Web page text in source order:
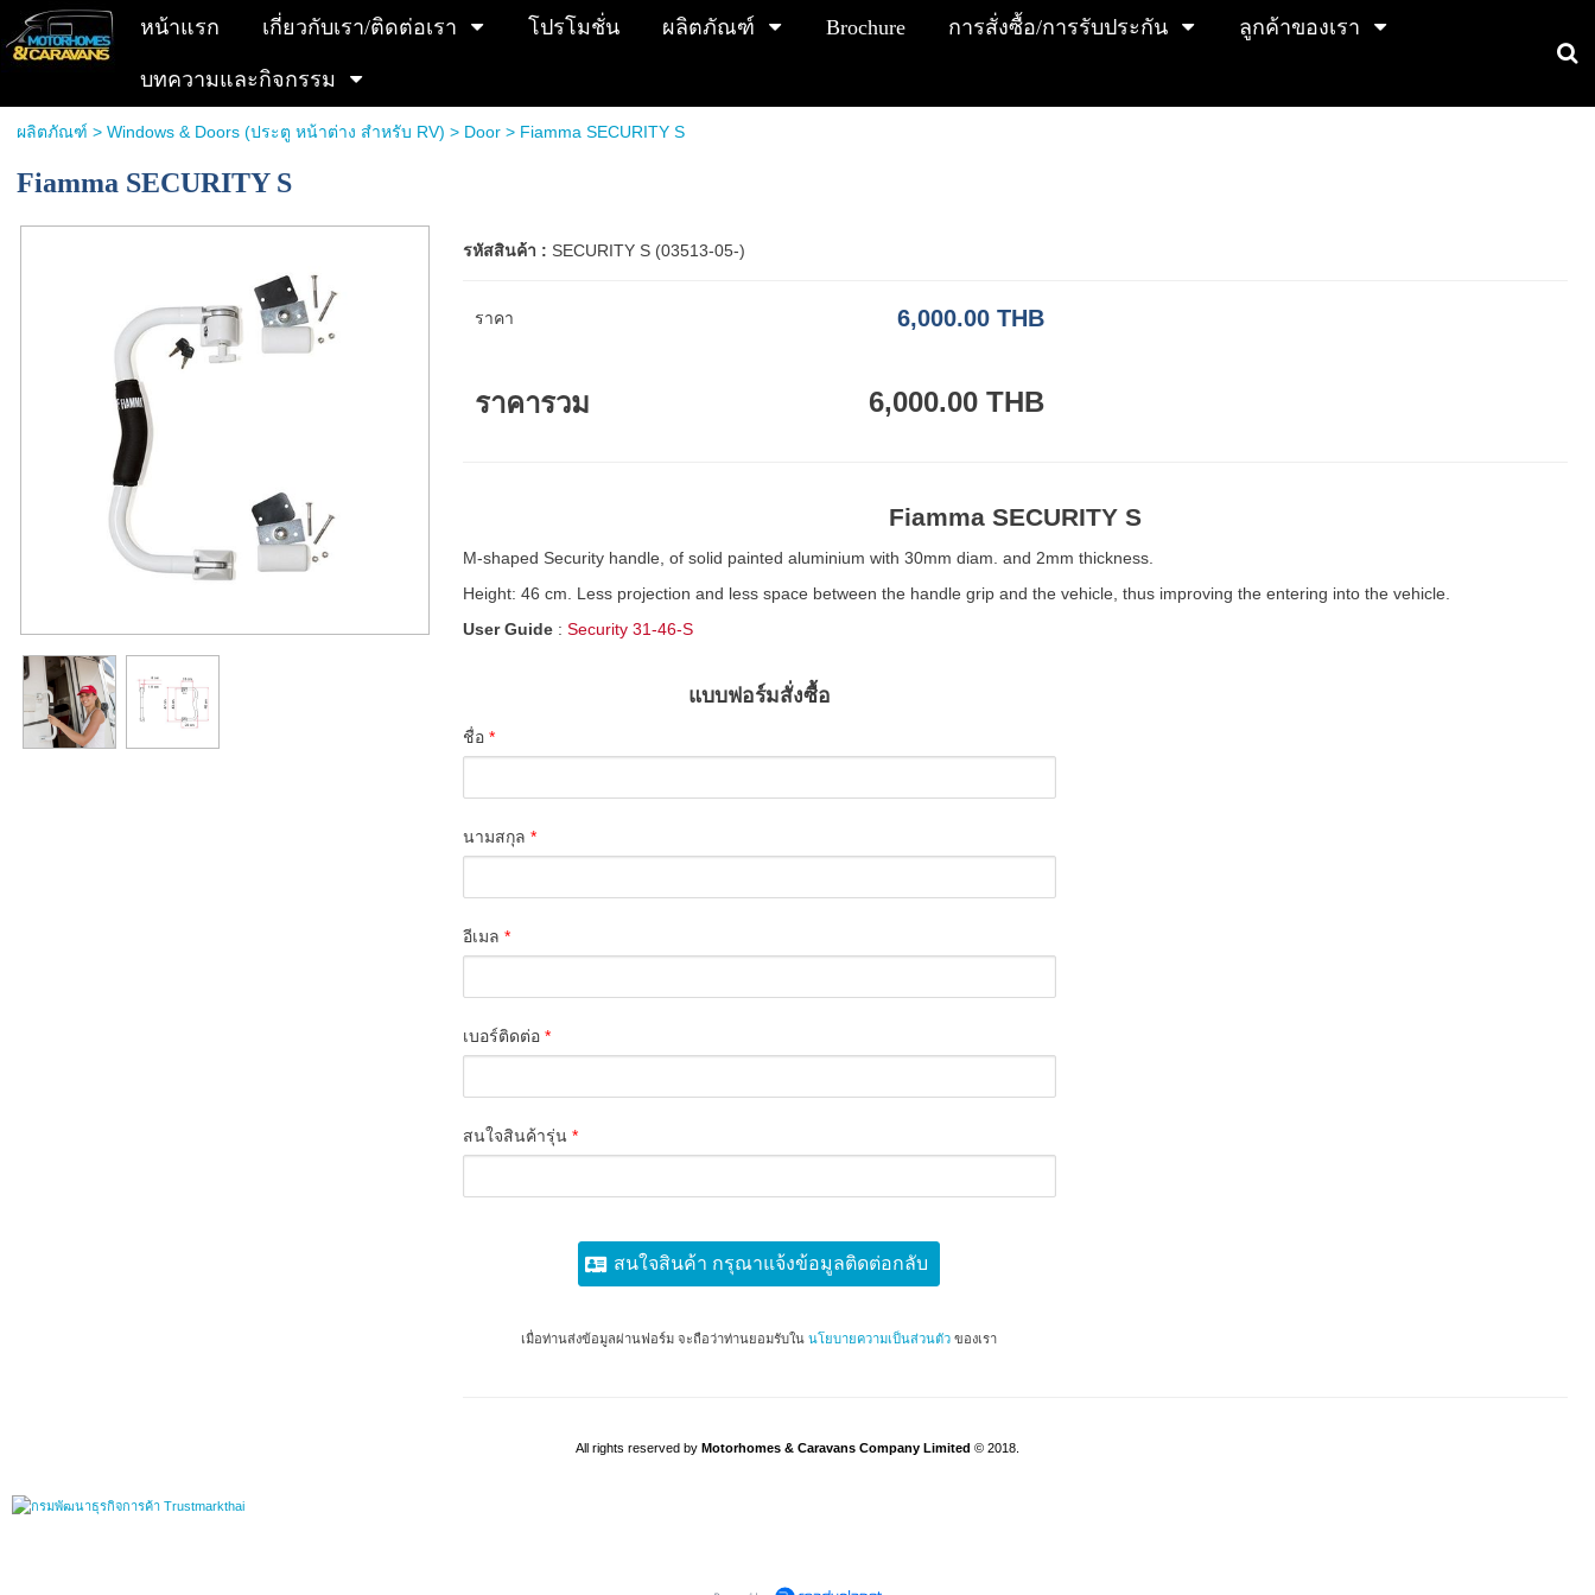
หน้าแรก เกี่ยวกับเรา/ติดต่อเรา โปรโมชั่น ผลิตภัณฑ์ Brochure การสั่งซื้อ/การรับประกัน ลูกค้าของเรา
บทความและกิจกรรม
ผลิตภัณฑ์ > Windows & Doors (ประตู หน้าต่าง สำหรับ RV) > Door> Fiamma SECURITY S
Fiamma SECURITY S
รหัสสินค้า : SECURITY S (03513-05-)
ราคา 6,000.00 THB
ราคารวม 6,000.00 THB
Fiamma SECURITY S
M-shaped Security handle, of solid painted aluminium with 30mm diam. and 2mm thickness.
Height: 46 cm. Less projection and less space between the handle grip and the vehicle, thus improving the entering into the vehicle.
User Guide: Security 31-46-S
แบบฟอร์มสั่งซื้อ
ชื่อ *
นามสกุล *
อีเมล *
เบอร์ติดต่อ *
สนใจสินค้ารุ่น *
สนใจสินค้า กรุณาแจ้งข้อมูลติดต่อกลับ
เมื่อท่านส่งข้อมูลผ่านฟอร์ม จะถือว่าท่านยอมรับในนโยบายความเป็นส่วนตัว ของเรา
All rights reserved by Motorhomes & Caravans Company Limited © 2018.